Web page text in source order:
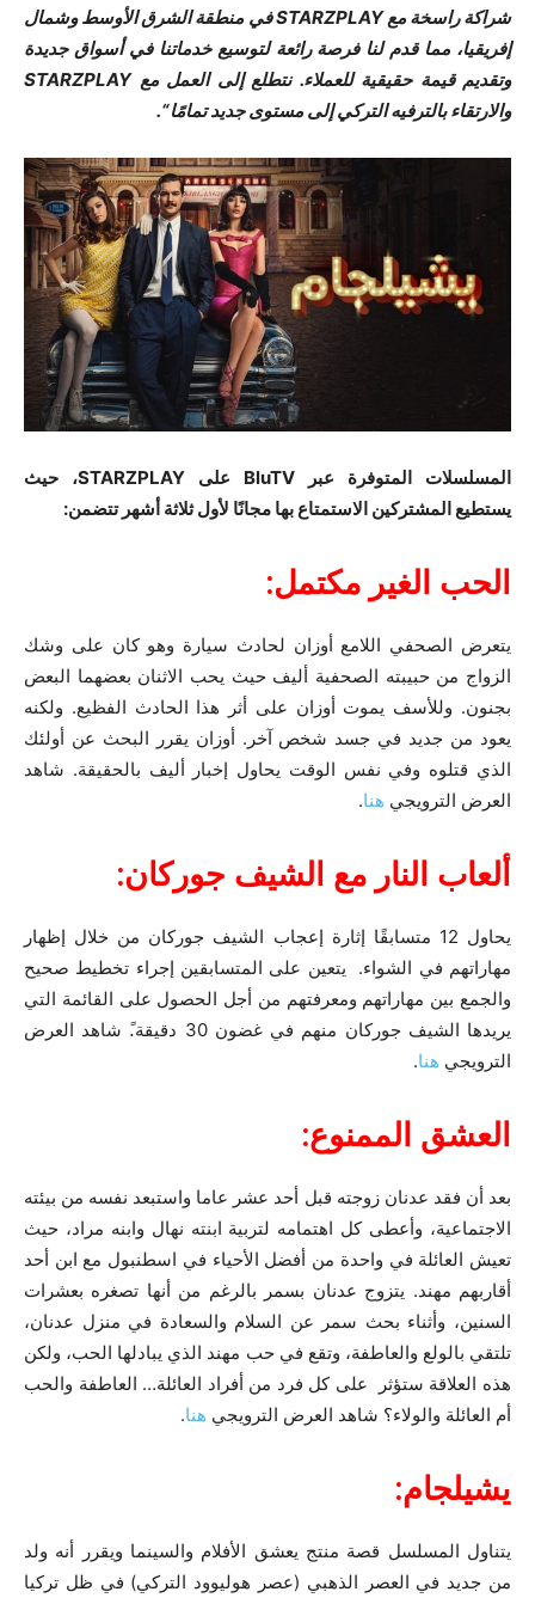
شراكة راسخة مع STARZPLAY في منطقة الشرق الأوسط وشمال
إفريقيا، مما قدم لنا فرصة رائعة لتوسيع خدماتنا في أسواق جديدة
وتقديم قيمة حقيقية للعملاء. نتطلع إلى العمل مع STARZPLAY
والارتقاء بالترفيه التركي إلى مستوى جديد تمامًا “.
المسلسلات المتوفرة عبر BluTV على STARZPLAY، حيث
يستطيع المشتركين الاستمتاع بها مجانًا لأول ثلاثة أشهر تتضمن:
الحب الغير مكتمل:
يتعرض الصحفي اللامع أوزان لحادث سيارة وهو كان على وشك
الزواج من حبيبته الصحفية أليف حيث يحب الاثنان بعضهما البعض
بجنون. وللأسف يموت أوزان على أثر هذا الحادث الفظيع. ولكنه
يعود من جديد في جسد شخص آخر. أوزان يقرر البحث عن أولئك
الذي قتلوه وفي نفس الوقت يحاول إخبار أليف بالحقيقة. شاهد
العرض الترويجي هنا.
ألعاب النار مع الشيف جوركان:
يحاول 12 متسابقًا إثارة إعجاب الشيف جوركان من خلال إظهار
مهاراتهم في الشواء. يتعين على المتسابقين إجراء تخطيط صحيح
والجمع بين مهاراتهم ومعرفتهم من أجل الحصول على القائمة التي
يريدها الشيف جوركان منهم في غضون 30 دقيقة.ً شاهد العرض
الترويجي هنا.
العشق الممنوع:
بعد أن فقد عدنان زوجته قبل أحد عشر عاما واستبعد نفسه من بيئته
الاجتماعية، وأعطى كل اهتمامه لتربية ابنته نهال وابنه مراد، حيث
تعيش العائلة في واحدة من أفضل الأحياء في اسطنبول مع ابن أحد
أقاربهم مهند. يتزوج عدنان بسمر بالرغم من أنها تصغره بعشرات
السنين، وأثناء بحث سمر عن السلام والسعادة في منزل عدنان،
تلتقي بالولع والعاطفة، وتقع في حب مهند الذي يبادلها الحب، ولكن
هذه العلاقة ستؤثر على كل فرد من أفراد العائلة… العاطفة والحب
أم العائلة والولاء؟ شاهد العرض الترويجي هنا.
يشيلجام:
يتناول المسلسل قصة منتج يعشق الأفلام والسينما ويقرر أنه ولد
من جديد في العصر الذهبي (عصر هوليوود التركي) في ظل تركيا